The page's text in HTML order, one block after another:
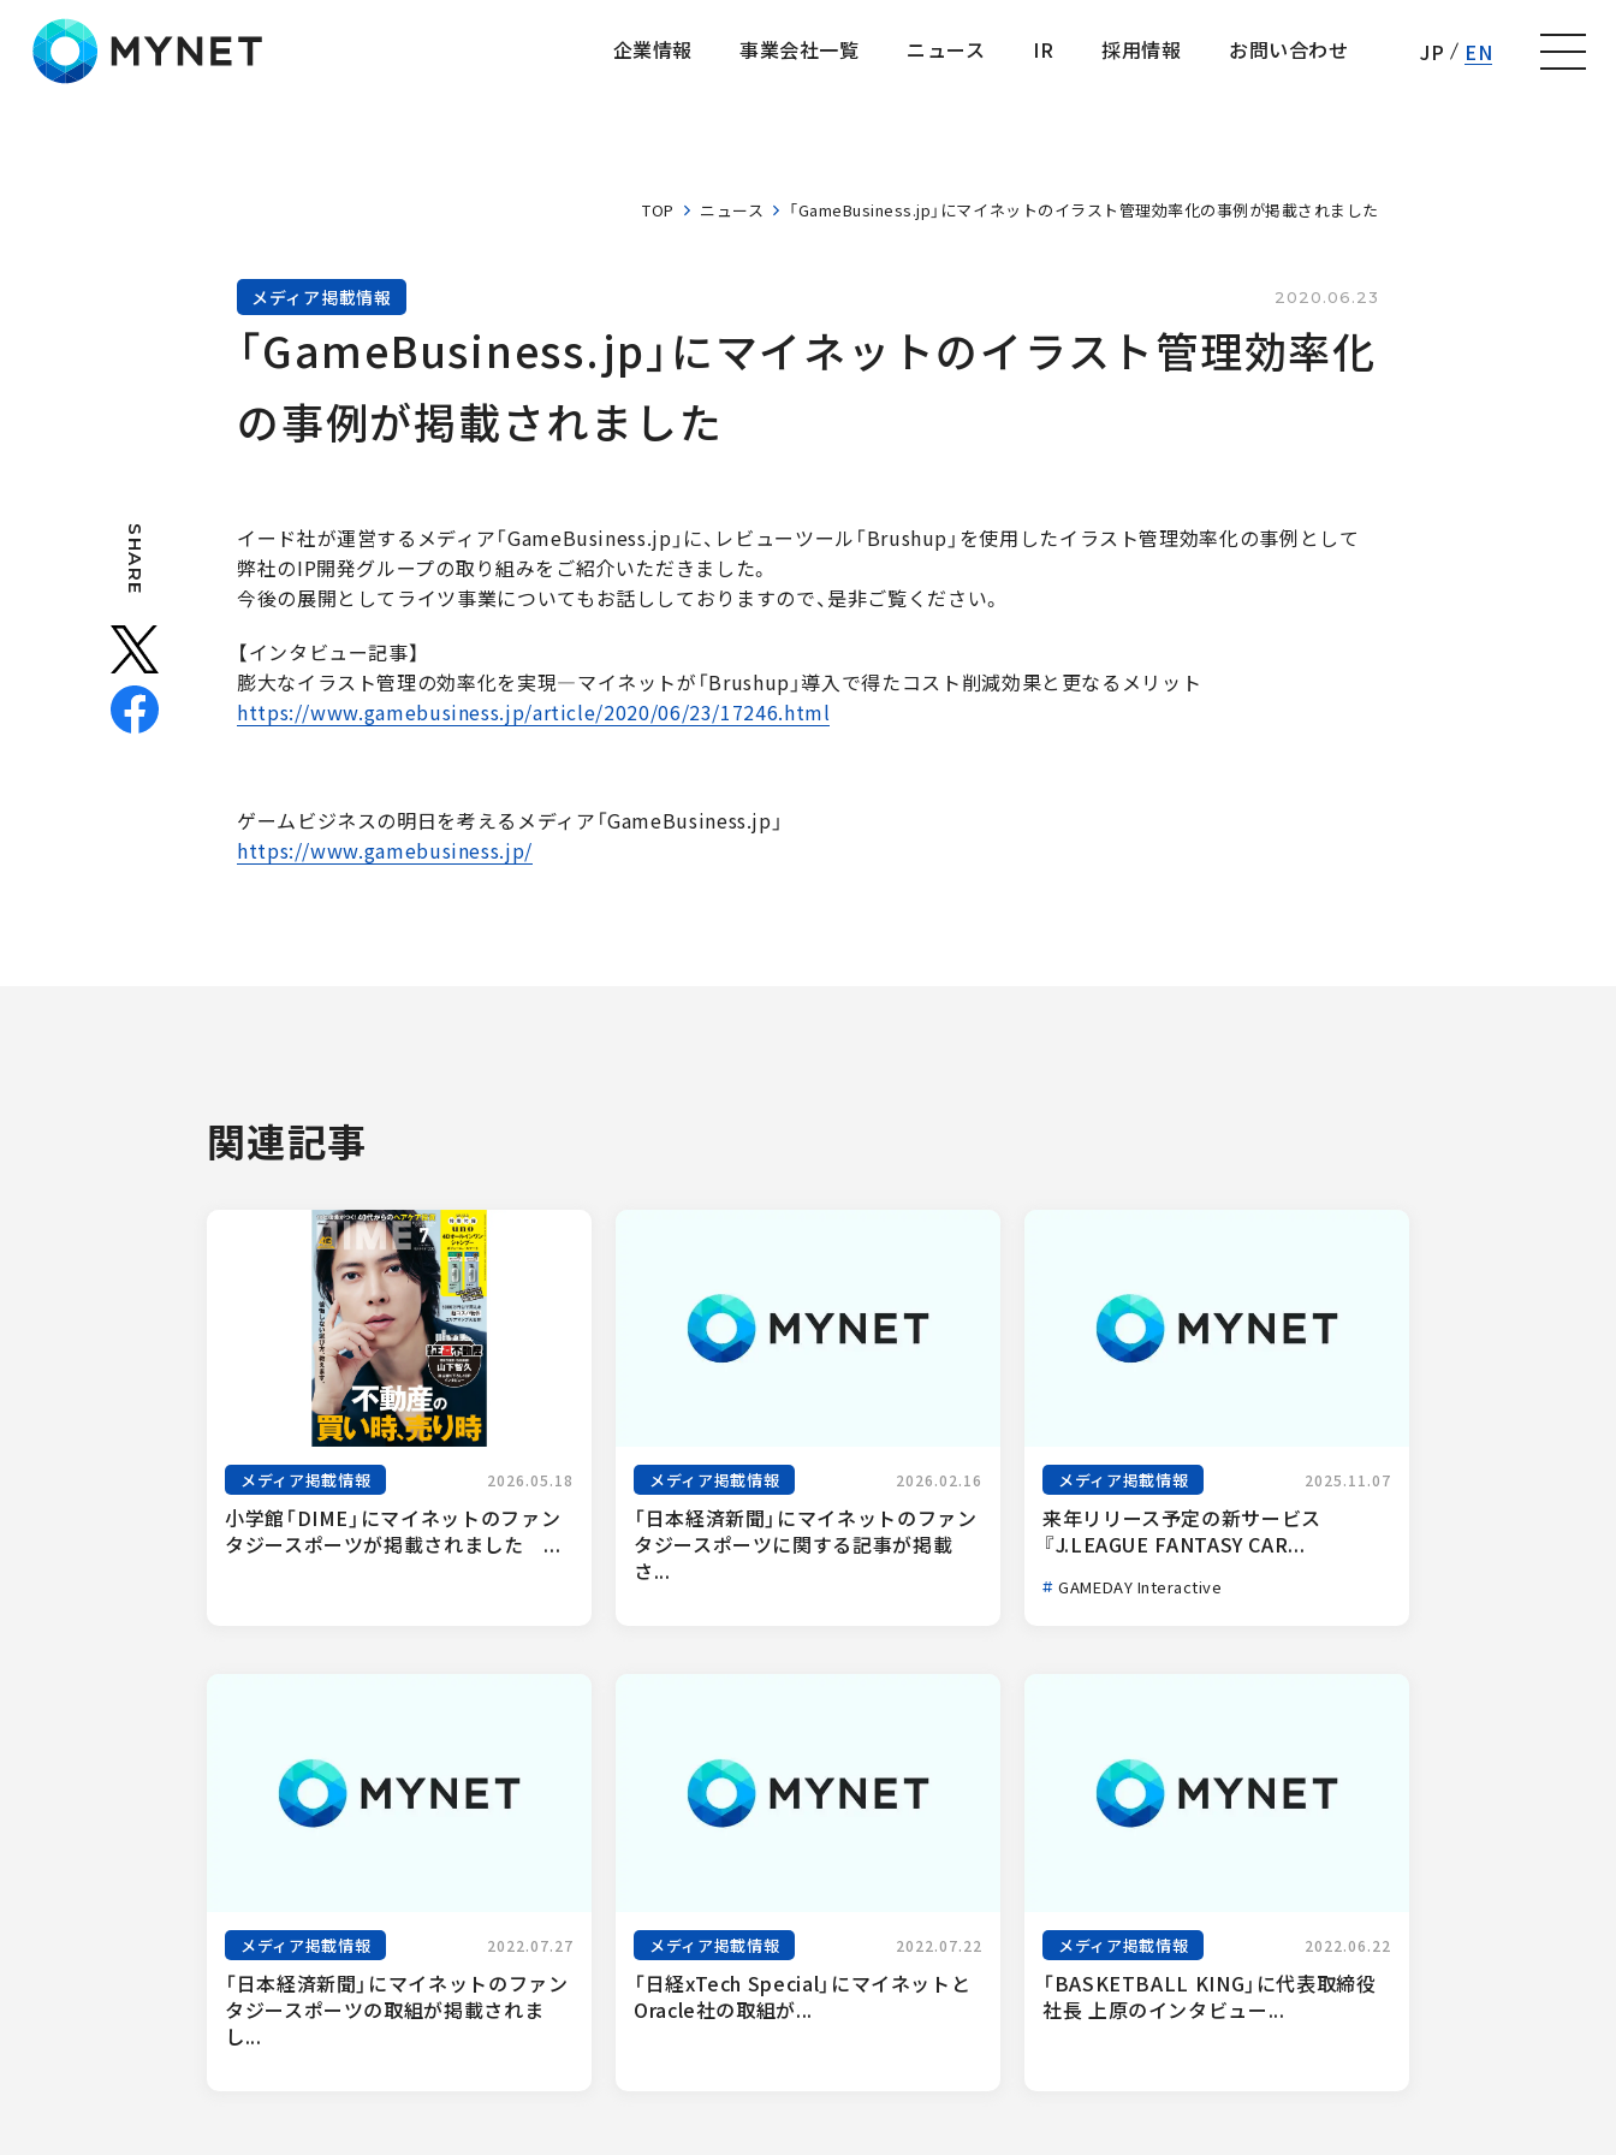
企業情報
事業会社一覧
ニュース
IR
採用情報
お問い合わせ
JP EN
TOP ニュース 「GameBusiness.jp」にマイネットのイラスト管理効率化の事例が掲載されました
メディア掲載情報 2020.06.23
「GameBusiness.jp」にマイネットのイラスト管理効率化
の事例が掲載されました
SHARE
イード社が運営するメディア「GameBusiness.jp」に、レビューツール「Brushup」を使用したイラスト管理効率化の事例として
弊社のIP開発グループの取り組みをご紹介いただきました。
今後の展開としてライツ事業についてもお話ししておりますので、是非ご覧ください。
【インタビュー記事】
膨大なイラスト管理の効率化を実現―マイネットが「Brushup」導入で得たコスト削減効果と更なるメリット
https://www.gamebusiness.jp/article/2020/06/23/17246.html
ゲームビジネスの明日を考えるメディア「GameBusiness.jp」
https://www.gamebusiness.jp/
関連記事
メディア掲載情報 2026.05.18
小学館「DIME」にマイネットのファン
タジースポーツが掲載されました　...
メディア掲載情報 2026.02.16
「日本経済新聞」にマイネットのファン
タジースポーツに関する記事が掲載
さ...
メディア掲載情報 2025.11.07
来年リリース予定の新サービス
『J.LEAGUE FANTASY CAR...
GAMEDAY Interactive
メディア掲載情報 2022.07.27
「日本経済新聞」にマイネットのファン
タジースポーツの取組が掲載されま
し...
メディア掲載情報 2022.07.22
「日経xTech Special」にマイネットと
Oracle社の取組が...
メディア掲載情報 2022.06.22
「BASKETBALL KING」に代表取締役
社長 上原のインタビュー...